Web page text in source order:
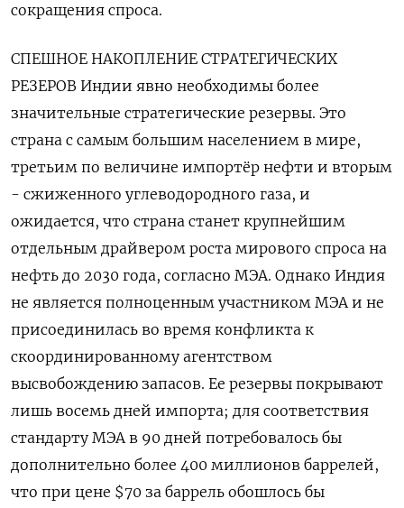
сокращения спроса.
СПЕШНОЕ НАКОПЛЕНИЕ СТРАТЕГИЧЕСКИХ
РЕЗЕРОВ Индии явно необходимы более
значительные стратегические резервы. Это
страна с самым большим населением в ‌мире,
третьим по величине импортёр нефти и вторым
- сжиженного углеводородного газа, и
ожидается, что страна станет крупнейшим
отдельным драйвером роста мирового спроса на
нефть до 2030 года, согласно МЭА. Однако Индия
не является полноценным участником МЭА и ​не
присоединилась во время конфликта к
скоординированному агентством
высвобождению запасов. Ее резервы покрывают
лишь восемь дней импорта; для соответствия
стандарту МЭА в 90 дней потребовалось бы
дополнительно более 400 миллионов баррелей,
что при цене $70 за баррель обошлось ‌бы